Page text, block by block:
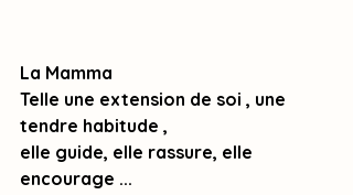
La Mamma
Telle une extension de soi , une
tendre habitude ,
elle guide, elle rassure, elle
encourage ...